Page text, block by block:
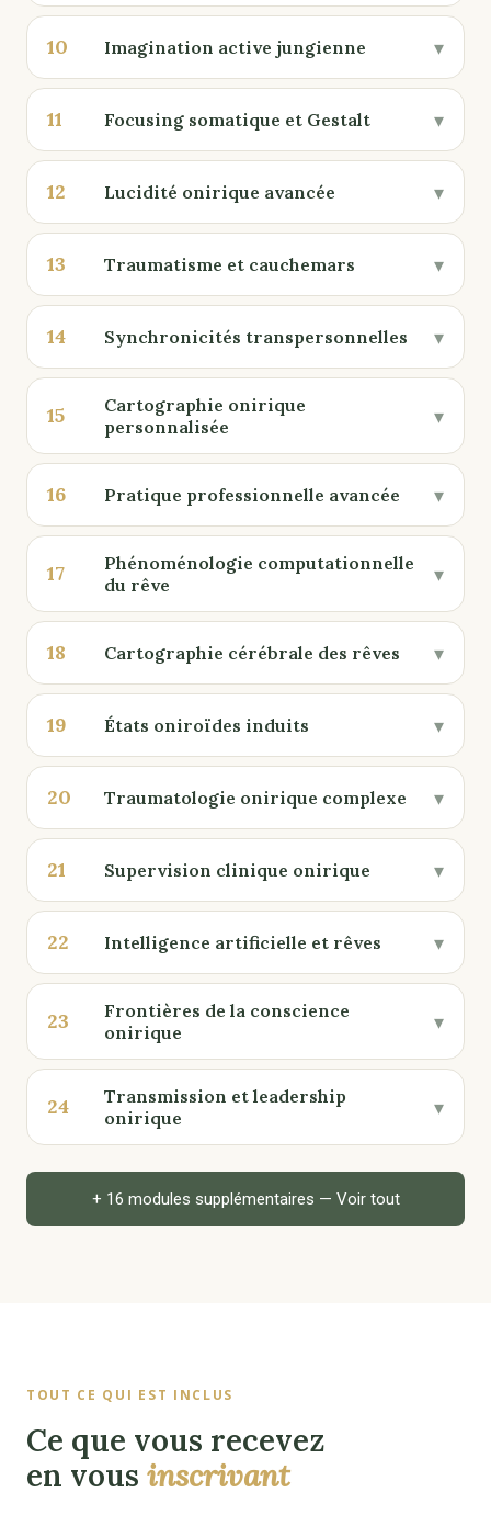
10 Imagination active jungienne ▾
11 Focusing somatique et Gestalt ▾
12 Lucidité onirique avancée ▾
13 Traumatisme et cauchemars ▾
14 Synchronicités transpersonnelles ▾
15
Cartographie onirique
personnalisée
▾
16 Pratique professionnelle avancée ▾
17
Phénoménologie computationnelle
du rêve
▾
18 Cartographie cérébrale des rêves ▾
19 États oniroïdes induits ▾
20 Traumatologie onirique complexe ▾
21 Supervision clinique onirique ▾
22 Intelligence artificielle et rêves ▾
23
Frontières de la conscience
onirique
▾
24
Transmission et leadership
onirique
▾
+ 16 modules supplémentaires — Voir tout
TOUT CE QUI EST INCLUS
Ce que vous recevez
en vous inscrivant